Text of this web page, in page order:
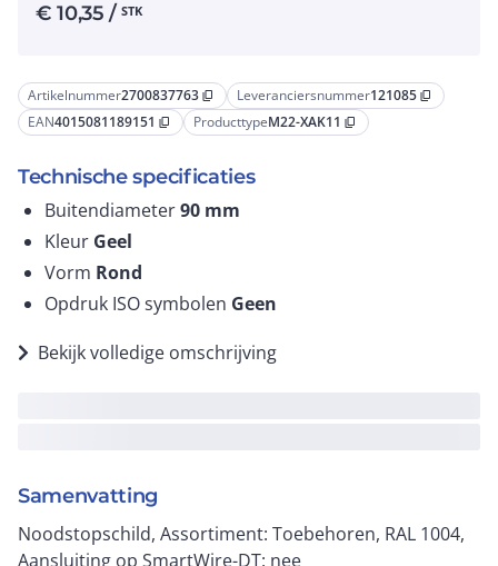
Artikelnummer2700837763 content_copy Leveranciersnummer121085 content_copy
EAN4015081189151 content_copy ProducttypeM22-XAK11 content_copy
Technische specificaties
Buitendiameter90 mm
Kleur Geel
Vorm Rond
Opdruk ISO symbolen Geen
Bekijk volledige omschrijving
Samenvatting
Noodstopschild, Assortiment: Toebehoren, RAL 1004,
Aansluiting op SmartWire-DT: nee
€10,35 / STK